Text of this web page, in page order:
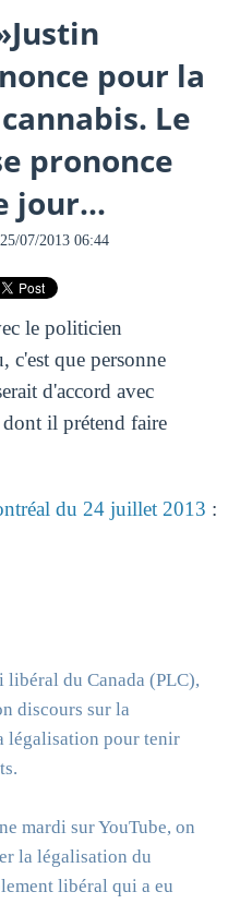
pour la
Le
prononce
jour...
07/2013 06:44
le politicien
c'est que personne
d'accord avec
il prétend faire
du 24 juillet 2013 :
libéral du Canada (PLC),
discours sur la
légalisation pour tenir
mardi sur YouTube, on
la légalisation du
libéral qui a eu